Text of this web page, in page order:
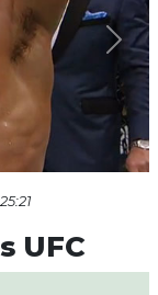
Next
UFC